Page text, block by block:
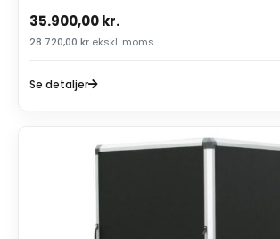
35.900,00kr.
28.720,00 kr.ekskl. moms
Se detaljer